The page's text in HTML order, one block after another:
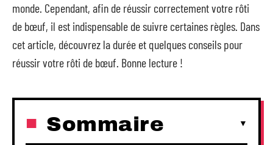
monde. Cependant, afin de réussir correctement votre rôti
de bœuf, il est indispensable de suivre certaines règles. Dans
cet article, découvrez la durée et quelques conseils pour
réussir votre rôti de bœuf. Bonne lecture !
Sommaire